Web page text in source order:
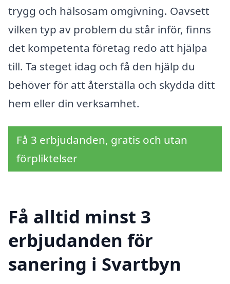
trygg och hälsosam omgivning. Oavsett
vilken typ av problem du står inför, finns
det kompetenta företag redo att hjälpa
till. Ta steget idag och få den hjälp du
behöver för att återställa och skydda ditt
hem eller din verksamhet.
Få 3 erbjudanden, gratis och utan
förpliktelser
Få alltid minst 3
erbjudanden för
sanering i Svartbyn